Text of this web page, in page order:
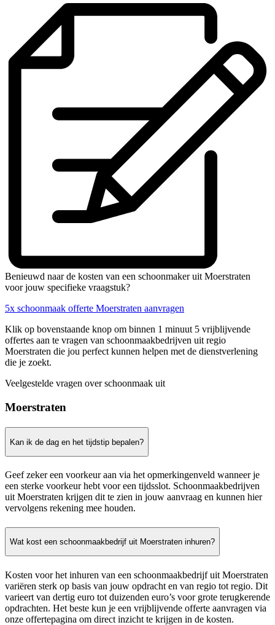
Benieuwd naar de kosten van een schoonmaker uit Moerstraten
voor jouw specifieke vraagstuk?
5x schoonmaak offerte Moerstraten aanvragen
Klik op bovenstaande knop om binnen 1 minuut 5 vrijblijvende
offertes aan te vragen van schoonmaakbedrijven uit regio
Moerstraten die jou perfect kunnen helpen met de dienstverlening
die je zoekt.
Veelgestelde vragen over schoonmaak uit
Moerstraten
Kan ik de dag en het tijdstip bepalen?
Geef zeker een voorkeur aan via het opmerkingenveld wanneer je
een sterke voorkeur hebt voor een tijdsslot. Schoonmaakbedrijven
uit Moerstraten krijgen dit te zien in jouw aanvraag en kunnen hier
vervolgens rekening mee houden.
Wat kost een schoonmaakbedrijf uit Moerstraten inhuren?
Kosten voor het inhuren van een schoonmaakbedrijf uit Moerstraten
variëren sterk op basis van jouw opdracht en van regio tot regio. Dit
varieert van dertig euro tot duizenden euro’s voor grote terugkerende
opdrachten. Het beste kun je een vrijblijvende offerte aanvragen via
onze offertepagina om direct inzicht te krijgen in de kosten.